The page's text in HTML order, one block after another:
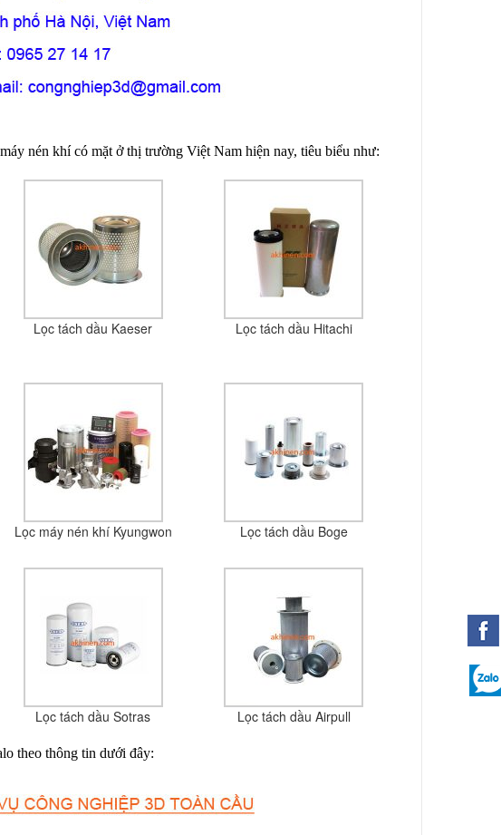
nén khí có mặt ở thị trường Việt Nam hiện nay, tiêu biểu như:
Lọc tách dầu Kaeser Lọc tách dầu Hitachi
Lọc máy nén khí Kyungwon Lọc tách dầu Boge
Lọc tách dầu Sotras Lọc tách dầu Airpull
theo thông tin dưới đây: